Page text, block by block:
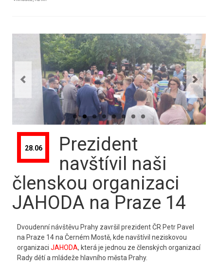
28.06
Prezident
navštívil naši
členskou organizaci
JAHODA na Praze 14
Dvoudenní návštěvu Prahy završil prezident ČR Petr Pavel
na Praze 14 na Černém Mostě, kde navštívil neziskovou
organizaci JAHODA, která je jednou ze členských organizací
Rady dětí a mládeže hlavního města Prahy.